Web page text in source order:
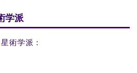
学派
術学派：